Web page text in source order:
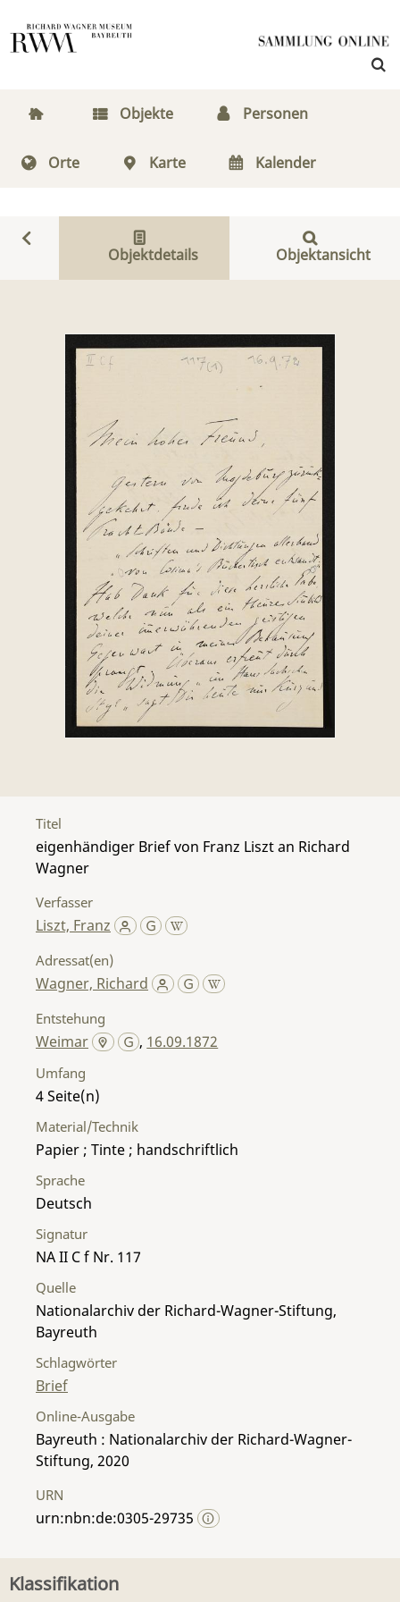
Objekte Personen
Orte Karte Kalender
Objektdetails Objektansicht
Titel
eigenhändiger Brief von Franz Liszt an Richard
Wagner
Verfasser
Liszt, Franz
Adressat(en)
Wagner, Richard
Entstehung
Weimar , 16.09.1872
Umfang
4
Material/Technik
Papier ; Tinte ; handschriftlich
Sprache
Deutsch
Signatur
NA II C f Nr. 117
Quelle
Nationalarchiv der Richard-Wagner-Stiftung,
Bayreuth
Schlagwörter
Brief
Online-Ausgabe
Bayreuth : Nationalarchiv der Richard-Wagner-
Stiftung, 2020
URN
urn:nbn:de:0305-29735
Klassifikation